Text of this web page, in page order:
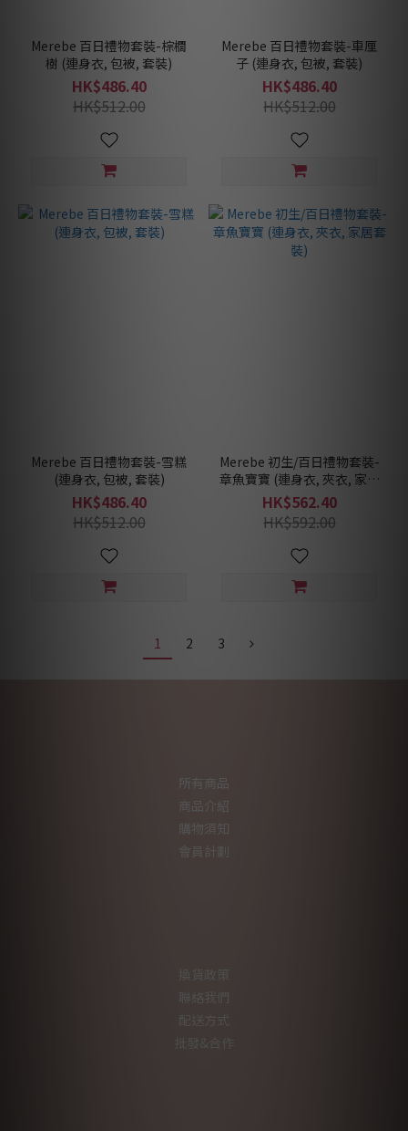
Merebe 百日禮物套裝-棕櫚
樹 (連身衣, 包被, 套裝)
HK$486.40
HK$512.00
Merebe 百日禮物套裝-車厘
子 (連身衣, 包被, 套裝)
HK$486.40
HK$512.00
Merebe 百日禮物套裝-雪糕
(連身衣, 包被, 套裝)
HK$486.40
HK$512.00
Merebe 初生/百日禮物套裝-
章魚寶寶 (連身衣, 夾衣, 家居
套裝)
HK$562.40
HK$592.00
1 2 3
所有商品
商品介紹
購物須知
會員計劃
換貨政策
聯絡我們
配送方式
批發&合作